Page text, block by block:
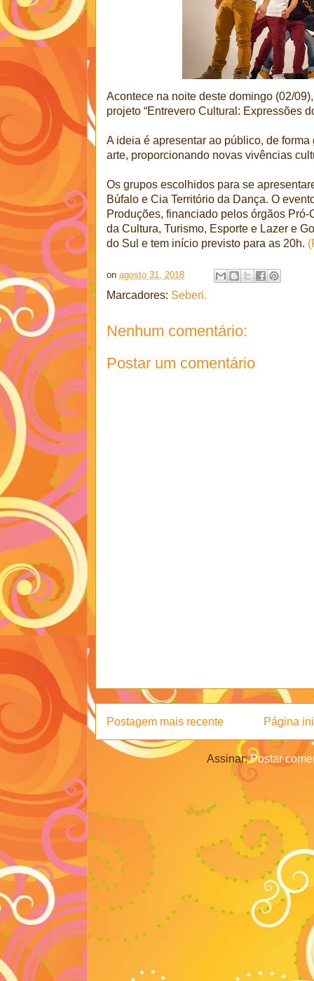
Acontece na noite deste domingo (02/
projeto “Entrevero Cultural: Expressões
A ideia é apresentar ao público, de
arte, proporcionando novas vivências
Os grupos escolhidos para se
Búfalo e Cia Território da Dança. O
Produções, financiado pelos órgãos
da Cultura, Turismo, Esporte e Lazer e
do Sul e tem início previsto para as 20h.
on agosto 31, 2018
Marcadores: Seberi.
Nenhum comentário:
Postar um comentário
Postagem mais recente Página
Assinar:Postar